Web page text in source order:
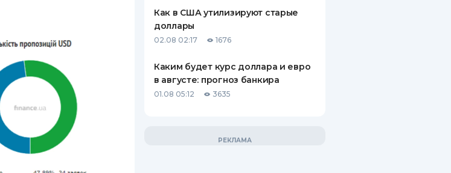
Как в США утилизируют старые
доллары
02.08 02:17 1676
Каким будет курс доллара и евро
в августе: прогноз банкира
01.08 05:12 3635